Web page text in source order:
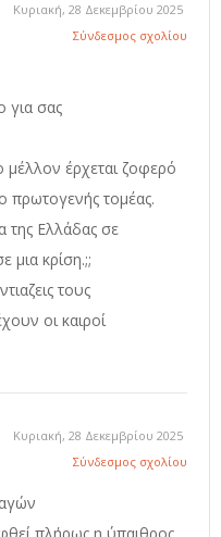
Κυριακή, 28 Δεκεμβρίου 2025
Σύνδεσμος σχολίου
για σας
μέλλον έρχεται ζοφερό
πρωτογενής τομέας.
της Ελλάδας σε
μια κρίση.;;
τους
οι καιροί
Κυριακή, 28 Δεκεμβρίου 2025
Σύνδεσμος σχολίου